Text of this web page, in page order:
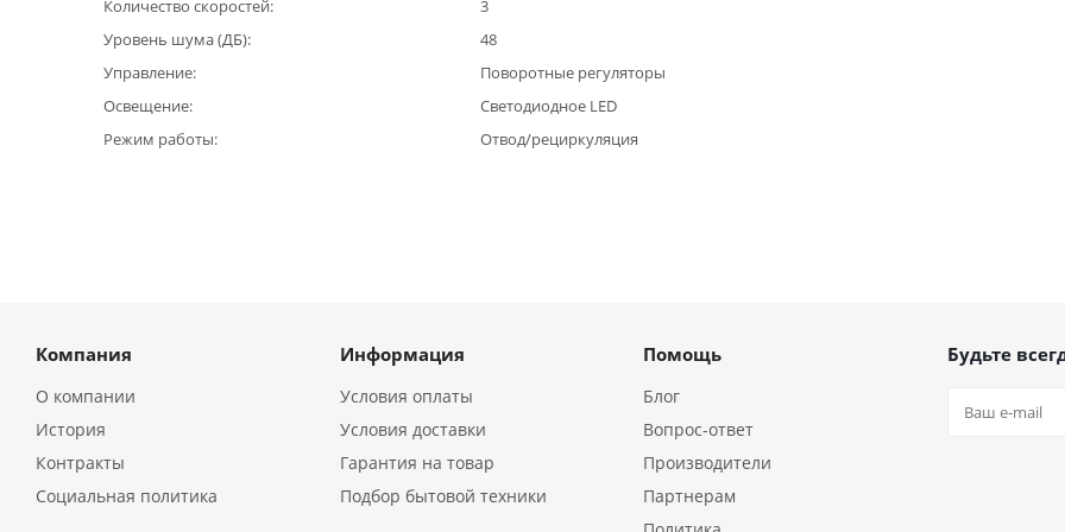
Количество скоростей
3
Уровень шума (ДБ)
48
Управление
Поворотные регуляторы
Освещение
Светодиодное LED
Режим работы
Отвод/рециркуляция
Компания
О компании
История
Контракты
Социальная политика
Информация
Условия оплаты
Условия доставки
Гарантия на товар
Подбор бытовой техники
Помощь
Блог
Вопрос-ответ
Производители
Партнерам
Будьте